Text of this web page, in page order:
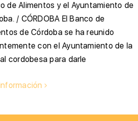
de Alimentos y el Ayuntamiento de
/ CÓRDOBA El Banco de
de Córdoba se ha reunido
con el Ayuntamiento de la
cordobesa para darle